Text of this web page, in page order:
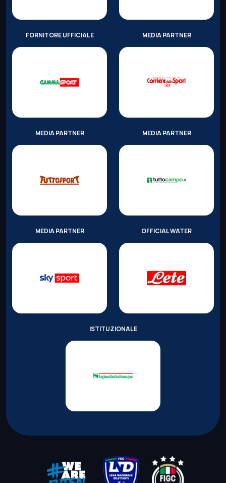
FORNITORE UFFICIALE MEDIA PARTNER
MEDIA PARTNER MEDIA PARTNER
MEDIA PARTNER OFFICIAL WATER
ISTITUZIONALE